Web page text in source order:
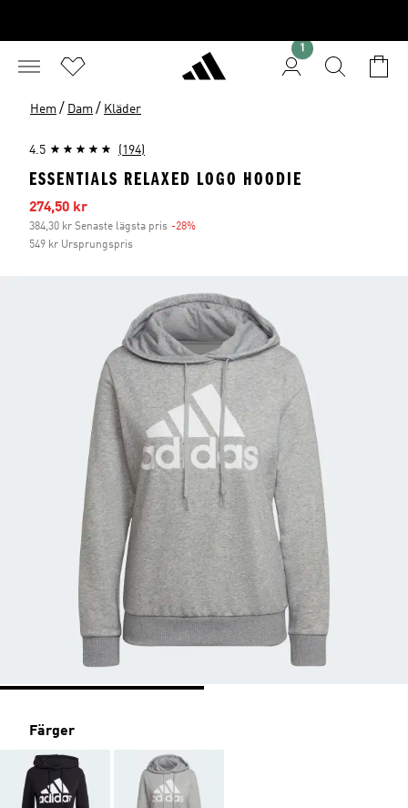
1
Hem / Dam / Kläder
4.5 (194)
ESSENTIALS RELAXED LOGO HOODIE
Reapris
274,50 kr
384,30 kr Senaste lägsta pris -28%
549 kr Ursprungspris
Färger